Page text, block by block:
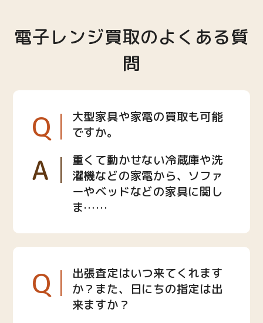
電子レンジ買取のよくある質
問
Q
大型家具や家電の買取も可能
ですか。
A
重くて動かせない冷蔵庫や洗
濯機などの家電から、ソファ
ーやベッドなどの家具に関し
ま……
Q
出張査定はいつ来てくれます
か？また、日にちの指定は出
来ますか？